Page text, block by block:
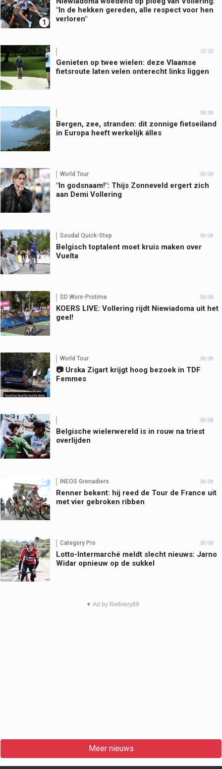
1
"In de hekken gereden, alle respect voor hen
verloren"
07:00
Genieten op twee wielen: deze Vlaamse
fietsroute laten velen onterecht links liggen
08/08
Bergen, zee, stranden: dit zonnige fietseiland
in Europa heeft werkelijk álles
World Tour 08/08
"In godsnaam!": Thijs Zonneveld ergert zich
aan Demi Vollering
Soudal Quick-Step 08/08
Belgisch toptalent moet kruis maken over
Vuelta
SD Worx-Protime 08/08
KOERS LIVE: Vollering rijdt Niewiadoma uit het
geel!
World Tour 08/08
📷 Urska Zigart krijgt hoog bezoek in TDF
Femmes
08/08
Belgische wielerwereld is in rouw na triest
overlijden
INEOS Grenadiers 08/08
Renner bekent: hij reed de Tour de France uit
met vier gebroken ribben
Category Pro 08/08
Lotto-Intermarché meldt slecht nieuws: Jarno
Widar opnieuw op de sukkel
▼ Ad by Refinery89
Meer nieuws